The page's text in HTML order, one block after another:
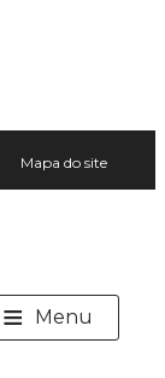
Mapa do site
≡ Menu